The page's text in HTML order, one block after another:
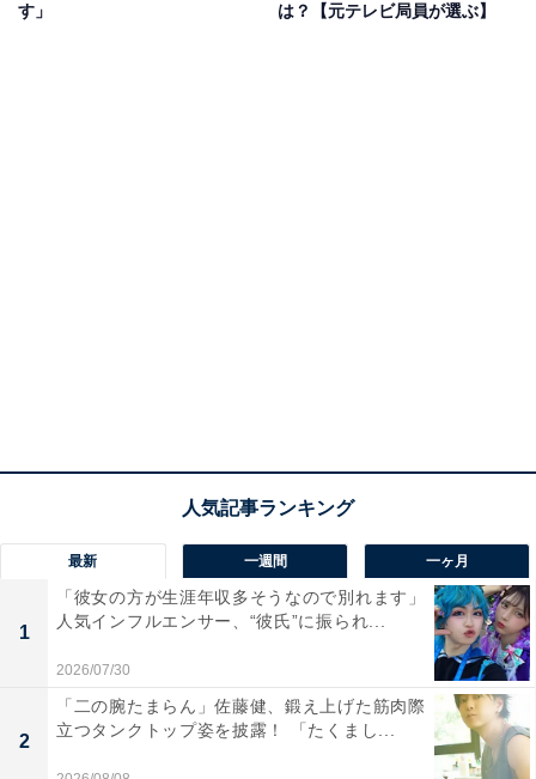
す」
は？【元テレビ局員が選ぶ】
最新 一週間 一ヶ月
1
「彼女の方が生涯年収多そうなので別れます」
人気インフルエンサー、“彼氏”に振られ...
2026/07/30
2
「二の腕たまらん」佐藤健、鍛え上げた筋肉際
立つタンクトップ姿を披露！ 「たくまし...